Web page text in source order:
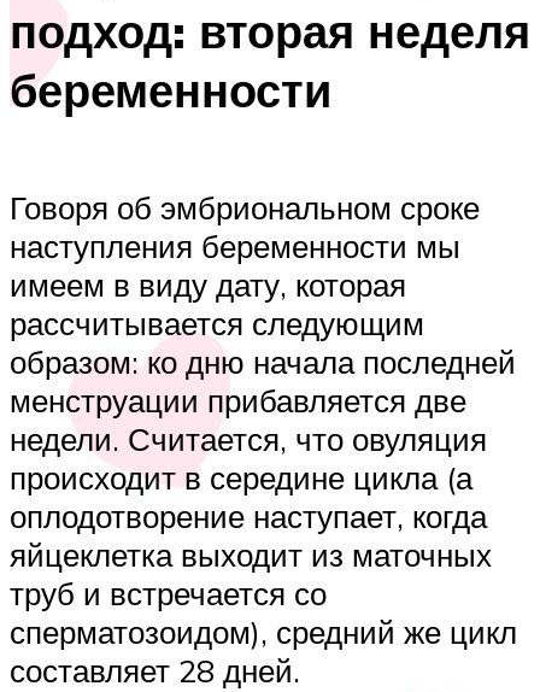
подход: вторая неделя
беременности
Говоря об эмбриональном сроке
наступления беременности мы
имеем в виду дату, которая
рассчитывается следующим
образом: ко дню начала последней
менструации прибавляется две
недели. Считается, что овуляция
происходит в середине цикла (а
оплодотворение наступает, когда
яйцеклетка выходит из маточных
труб и встречается со
сперматозоидом), средний же цикл
составляет 28 дней.